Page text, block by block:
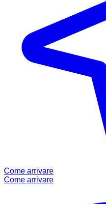
Come arrivare
Come arrivare